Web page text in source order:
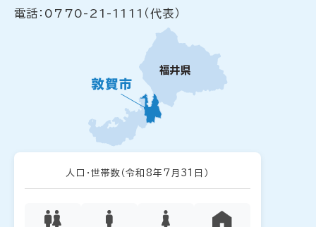
電話：0770-21-1111（代表）
人口・世帯数 （令和8年7月31日）